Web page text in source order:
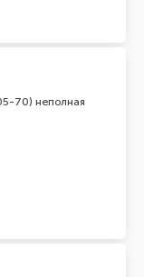
70) неполная